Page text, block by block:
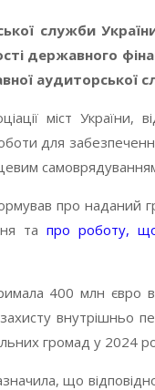
служби
державного
аудиторської
міст України,
для
про наданий
та про роботу, що
400 млн євро
внутрішньо
громад у 2024
що